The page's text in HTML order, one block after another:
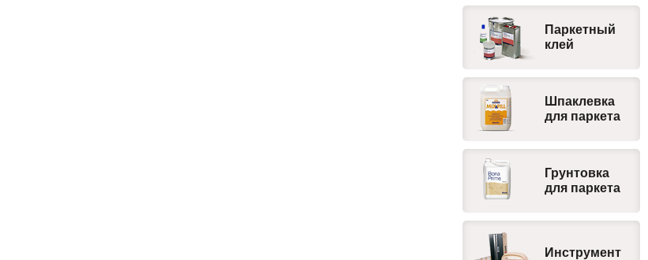
Паркетный
клей
Шпаклевка
для паркета
Грунтовка
для паркета
Инструмент